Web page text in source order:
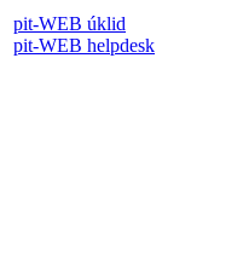
pit-WEB úklid
pit-WEB helpdesk